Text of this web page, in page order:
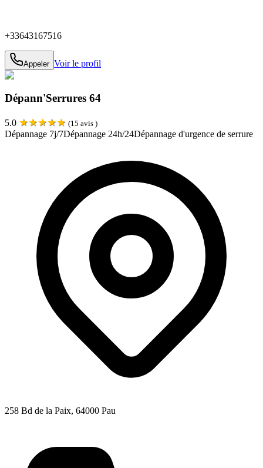
+33643167516
Appeler Voir le profil
Dépann'Serrures 64
5.0 ★★★★★ (15 avis )
Dépannage 7j/7Dépannage 24h/24Dépannage d'urgence de serrure
258 Bd de la Paix, 64000 Pau